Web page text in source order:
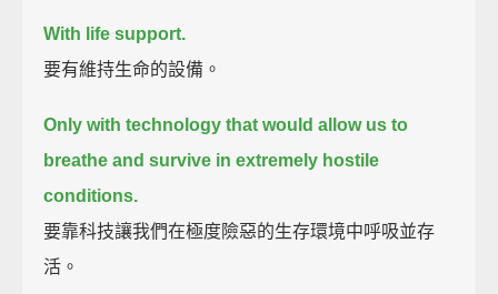
With life support.
要有維持生命的設備。
Only with technology that would allow us to
breathe and survive in extremely hostile
conditions.
要靠科技讓我們在極度險惡的生存環境中呼吸並存
活。